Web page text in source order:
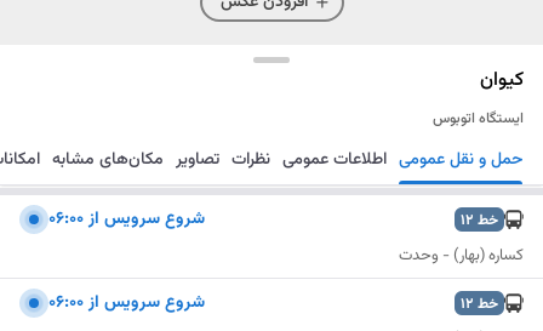
کیوان
ایستگاه اتوبوس
مسیریابی ذخیره ارسال حمل و نقل عمومی اطلاعات عمومی نظرات تصاویر مکان‌های مشابه
خط 12 شروع سرویس از ۰۶:۰۰
کساره (بهار) - وحدت
خط 12 شروع سرویس از ۰۶:۰۰